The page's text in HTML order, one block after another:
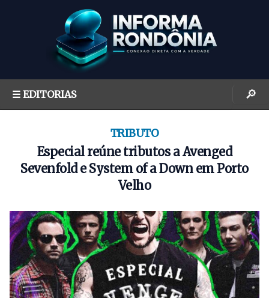
☰ EDITORIAS 🔎
TRIBUTO
Especial reúne tributos a Avenged
Sevenfold e System of a Down em Porto
Velho